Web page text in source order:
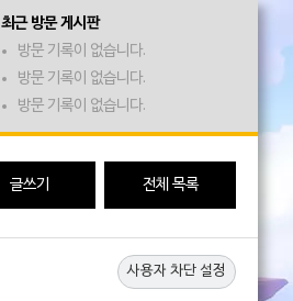
최근 방문 게시판
방문 기록이 없습니다.
방문 기록이 없습니다.
방문 기록이 없습니다.
글쓰기 전체 목록
사용자 차단 설정